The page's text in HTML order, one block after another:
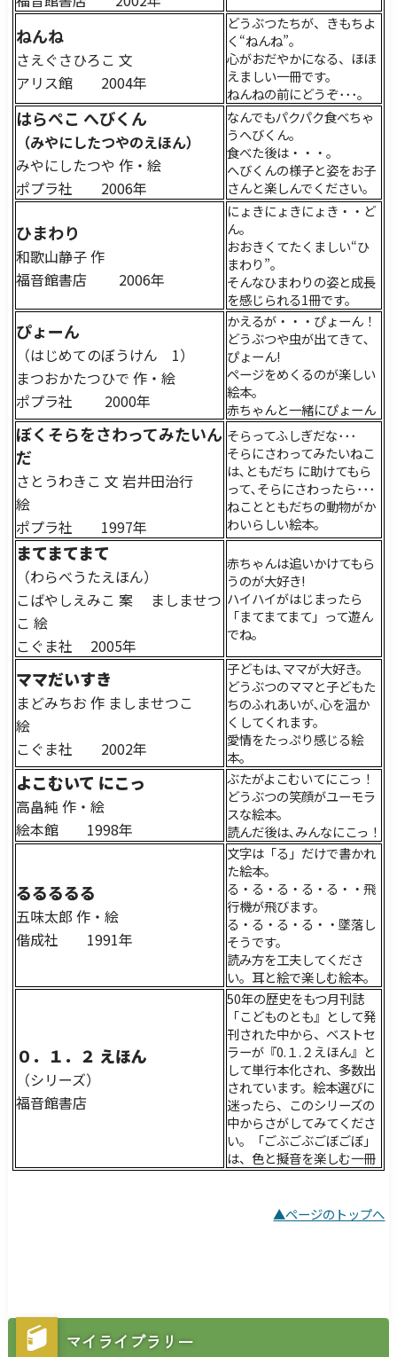
ねんね
さえぐさひろこ 文
アリス館 2004年
どうぶつたちが、きもちよ
く“ねんね”。
心がおだやかになる、ほほ
えましい一冊です。
ねんねの前にどうぞ･･･。
はらぺこ へびくん
（みやにしたつやのえほん）
みやにしたつや 作・絵
ポプラ社 2006年
なんでもパクパク食べちゃ
うへびくん。
食べた後は・・・。
へびくんの様子と姿をお子
さんと楽しんでください。
ひまわり
和歌山静子 作
福音館書店 2006年
にょきにょきにょき・・ど
ん。
おおきくてたくましい“ひ
まわり”。
そんなひまわりの姿と成長
を感じられる1冊です。
ぴょーん
（はじめてのぼうけん 1）
まつおかたつひで 作・絵
ポプラ社 2000年
かえるが・・・ぴょーん！
どうぶつや虫が出てきて､
ぴょーん!
ページをめくるのが楽しい
絵本。
赤ちゃんと一緒にぴょーん
ぼくそらをさわってみたいん
だ
さとうわきこ 文 岩井田治行
絵
ポプラ社 1997年
そらってふしぎだな･･･
そらにさわってみたいねこ
は､ともだち に助けてもら
って､そらにさわったら･･･
ねことともだちの動物がか
わいらしい絵本。
まてまてまて
（わらべうたえほん）
こばやしえみこ 案 ましませつ
こ 絵
こぐま社 2005年
赤ちゃんは追いかけてもら
うのが大好き!
ハイハイがはじまったら
「まてまてまて」って遊ん
でね。
ママだいすき
まどみちお 作 ましませつこ
絵
こぐま社 2002年
子どもは､ママが大好き。
どうぶつのママと子どもた
ちのふれあいが､心を温か
くしてくれます。
愛情をたっぷり感じる絵
本。
よこむいて にこっ
高畠純 作・絵
絵本館 1998年
ぶたがよこむいてにこっ！
どうぶつの笑顔がユーモラ
スな絵本。
読んだ後は､みんなにこっ！
るるるるる
五味太郎 作・絵
偕成社 1991年
文字は「る」だけで書かれ
た絵本。
る・る・る・る・る・・飛
行機が飛びます。
る・る・る・る・・墜落し
そうです。
読み方を工夫してくださ
い。耳と絵で楽しむ絵本。
０．１．２ えほん
（シリーズ）
福音館書店
50年の歴史をもつ月刊誌
「こどものとも』として発
刊された中から、ベストセ
ラーが『0.１.２えほん』と
して単行本化され、多数出
されています。絵本選びに
迷ったら、このシリーズの
中からさがしてみてくださ
い。「ごぶごぶごぼごぼ」
は、色と擬音を楽しむ一冊
▲ページのトップへ
マイライブラリー